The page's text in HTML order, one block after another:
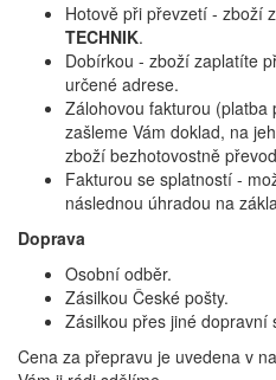
Hotově při převzetí - zboží
TECHNIK.
Dobírkou - zboží zaplatíte
určené adrese.
Zálohovou fakturou
zašleme Vám doklad, na
zboží bezhotovostně
Fakturou se splatností -
následnou úhradou na
Doprava
Osobní odběr.
Zásilkou České pošty.
Zásilkou přes jiné dopravní
Cena za přepravu je uvedena v